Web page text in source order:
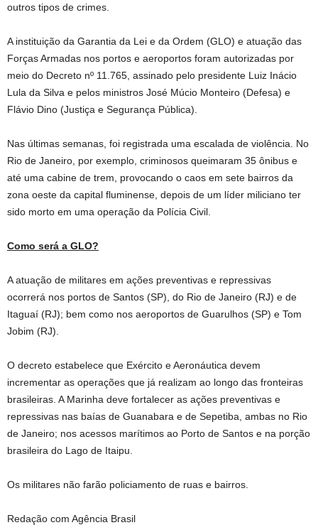
outros tipos de crimes.
A instituição da Garantia da Lei e da Ordem (GLO) e atuação das
Forças Armadas nos portos e aeroportos foram autorizadas por
meio do Decreto nº 11.765, assinado pelo presidente Luiz Inácio
Lula da Silva e pelos ministros José Múcio Monteiro (Defesa) e
Flávio Dino (Justiça e Segurança Pública).
Nas últimas semanas, foi registrada uma escalada de violência. No
Rio de Janeiro, por exemplo, criminosos queimaram 35 ônibus e
até uma cabine de trem, provocando o caos em sete bairros da
zona oeste da capital fluminense, depois de um líder miliciano ter
sido morto em uma operação da Polícia Civil.
Como será a GLO?
A atuação de militares em ações preventivas e repressivas
ocorrerá nos portos de Santos (SP), do Rio de Janeiro (RJ) e de
Itaguaí (RJ); bem como nos aeroportos de Guarulhos (SP) e Tom
Jobim (RJ).
O decreto estabelece que Exército e Aeronáutica devem
incrementar as operações que já realizam ao longo das fronteiras
brasileiras. A Marinha deve fortalecer as ações preventivas e
repressivas nas baías de Guanabara e de Sepetiba, ambas no Rio
de Janeiro; nos acessos marítimos ao Porto de Santos e na porção
brasileira do Lago de Itaipu.
Os militares não farão policiamento de ruas e bairros.
Redação com Agência Brasil